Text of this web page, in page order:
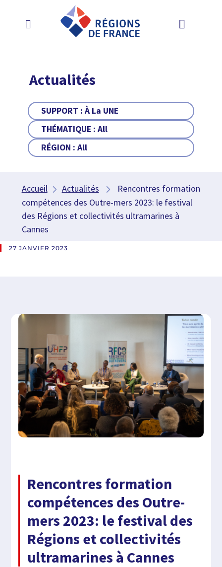
Actualités
SUPPORT :À La UNE
THÉMATIQUE :All
RÉGION :All
Accueil Actualités
Rencontres formation
compétences des Outre-mers 2023: le festival
des Régions et collectivités ultramarines à
Cannes
27 JANVIER 2023
Rencontres formation
compétences des Outre-
mers 2023: le festival des
Régions et collectivités
ultramarines à Cannes